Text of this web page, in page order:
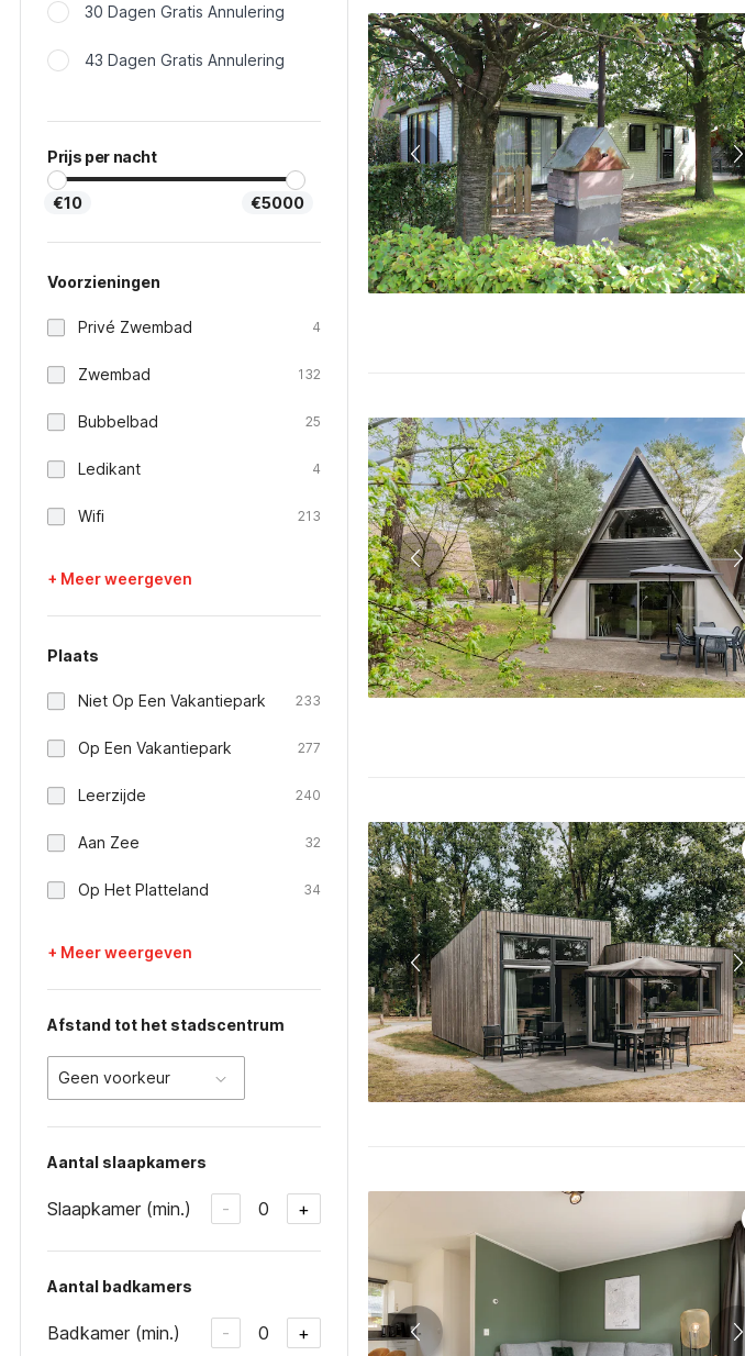
30 Dagen Gratis Annulering
43 Dagen Gratis Annulering
Prijs per nacht
€10 €5000
Voorzieningen
Privé Zwembad 4
Zwembad 132
Bubbelbad 25
Ledikant 4
Wifi 213
+ Meer weergeven
Plaats
Niet Op Een Vakantiepark 233
Op Een Vakantiepark 277
Leerzijde 240
Aan Zee 32
Op Het Platteland 34
+ Meer weergeven
Afstand tot het stadscentrum
Geen voorkeur
Aantal slaapkamers
Slaapkamer (min.) - 0 +
Aantal badkamers
Badkamer (min.) - 0 +